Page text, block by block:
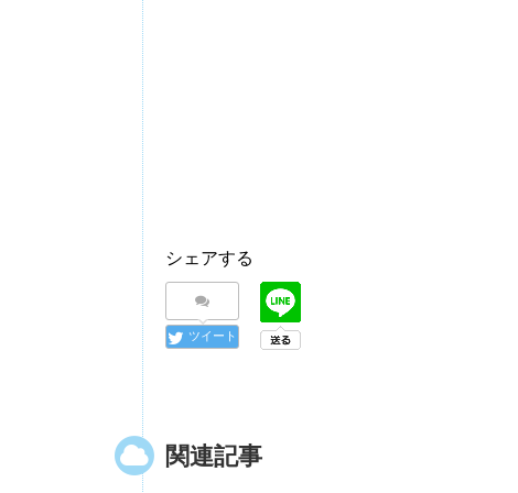
シェアする
ツイート
関連記事